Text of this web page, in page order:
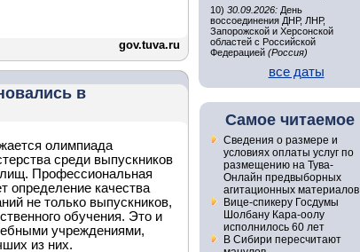
gov.tuva.ru
в
олимпиада
среди выпускников
Профессиональная
определение качества
не только выпускников,
обучения. Это и
учреждениями,
из них.
10) 30.09.2026: День
воссоединения ДНР, ЛНР,
Запорожской и Херсонской
областей с Российской
Федерацией (Россия)
все даты
Самое читаемое
Сведения о размере и
условиях оплаты услуг по
размещению на Тува-
Онлайн предвыборных
агитационных материалов
Вице-спикеру Госдумы
Шолбану Кара-оолу
исполнилось 60 лет
В Сибири пересчитают